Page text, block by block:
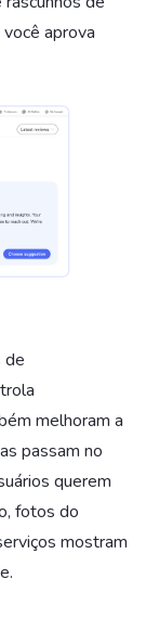
aprova
de
melhoram a
passam no
querem
fotos do
mostram